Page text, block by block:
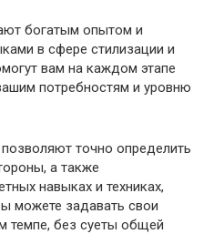
богатым опытом и
в сфере стилизации и
вам на каждом этапе
потребностям и уровню
точно определить
а также
навыках и техниках,
можете задавать свои
темпе, без суеты общей